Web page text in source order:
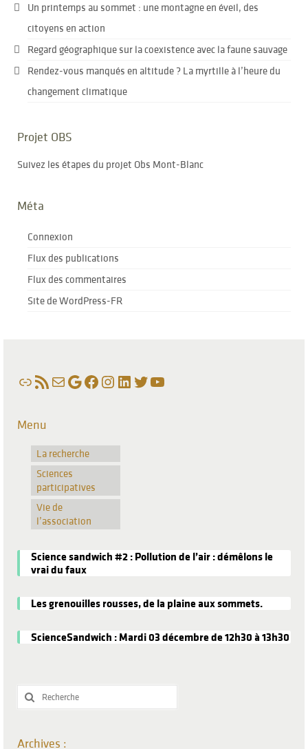
Un printemps au sommet : une montagne en éveil, des
citoyens en action
Regard géographique sur la coexistence avec la faune sauvage
Rendez-vous manqués en altitude ? La myrtille à l’heure du
changement climatique
Projet OBS
Suivez les étapes du projet Obs Mont-Blanc
Méta
Connexion
Flux des publications
Flux des commentaires
Site de WordPress-FR
LienFlux RSSE-mailGoogle
Facebook
Instagram
LinkedIn
Twitter
YouTube
Menu
La recherche
Sciences
participatives
Vie de
l’association
Science sandwich #2 : Pollution de l’air : démêlons le
vrai du faux
Les grenouilles rousses, de la plaine aux sommets.
ScienceSandwich : Mardi 03 décembre de 12h30 à 13h30
Rechercher
Archives :